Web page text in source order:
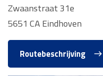
Zwaanstraat 31e
5651 CA Eindhoven
Routebeschrijving